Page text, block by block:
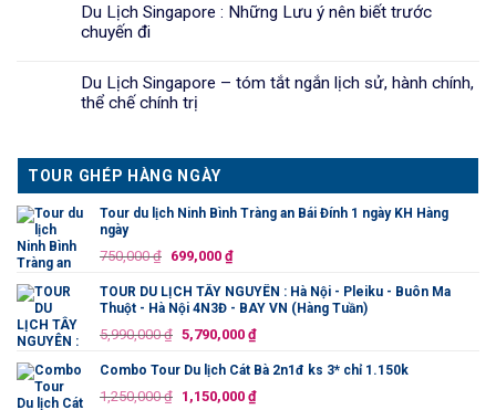
Du Lịch Singapore : Những Lưu ý nên biết trước
chuyến đi
Du Lịch Singapore – tóm tắt ngắn lịch sử, hành chính,
thể chế chính trị
TOUR GHÉP HÀNG NGÀY
Tour du lịch Ninh Bình Tràng an Bái Đính 1 ngày KH Hàng
ngày
750,000₫ Giá
là:
750,000 ₫.
699,000 ₫Giá
tại
699,000 ₫.
TOUR DU LỊCH TÂY NGUYÊN : Hà Nội - Pleiku - Buôn Ma
Thuột - Hà Nội 4N3Đ - BAY VN (Hàng Tuần)
5,990,000₫ Giá
là:
5,990,000 ₫.
5,790,000 ₫Giá
tại
là:
Combo Tour Du lịch Cát Bà 2n1đ ks 3* chỉ 1.150k
1,250,000₫ Giá
1,150,000 ₫Giá